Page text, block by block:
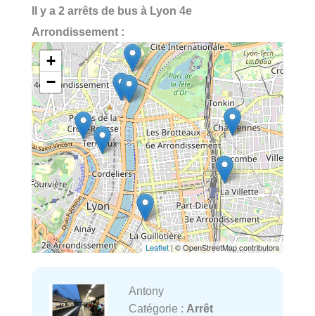
Il y a 2 arrêts de bus à Lyon 4e
Arrondissement :
+
−
Leaflet| © OpenStreetMap contributors
Antony
Catégorie : Arrêt